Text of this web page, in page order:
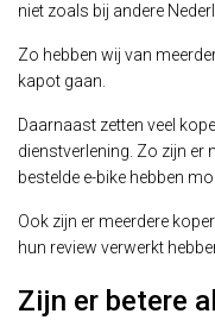
niet zoals bij andere
Zo hebben wij van
kapot gaan.
Daarnaast zetten veel
dienstverlening. Zo zijn er
bestelde e-bike hebben
Ook zijn er meerdere
hun review verwerkt
Zijn er betere